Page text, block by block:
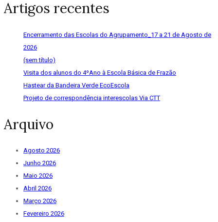
Artigos recentes
Encerramento das Escolas do Agrupamento_17 a 21 de Agosto de
2026
(sem título)
Visita dos alunos do 4ºAno à Escola Básica de Frazão
Hastear da Bandeira Verde EcoEscola
Projeto de correspondência interescolas Via CTT
Arquivo
Agosto 2026
Junho 2026
Maio 2026
Abril 2026
Março 2026
Fevereiro 2026